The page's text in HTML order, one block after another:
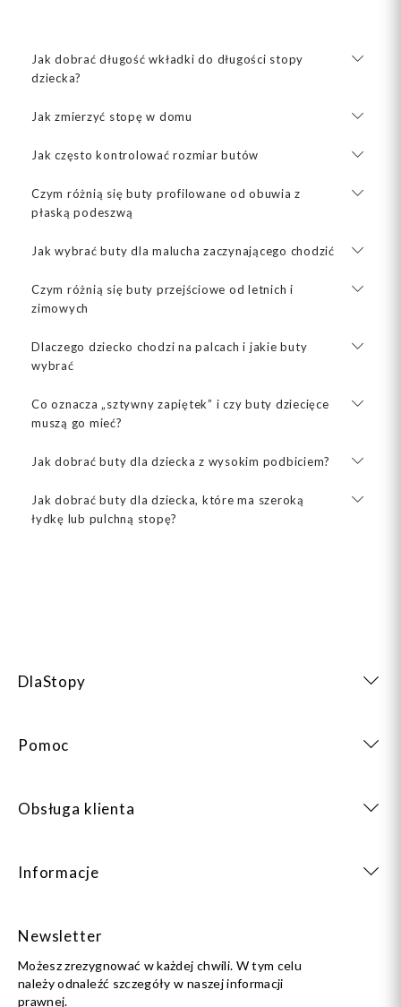
Jak dobrać długość wkładki do długości stopy
dziecka?
Jak zmierzyć stopę w domu
Jak często kontrolować rozmiar butów
Czym różnią się buty profilowane od obuwia z
płaską podeszwą
Jak wybrać buty dla malucha zaczynającego chodzić
Czym różnią się buty przejściowe od letnich i
zimowych
Dlaczego dziecko chodzi na palcach i jakie buty
wybrać
Co oznacza „sztywny zapiętek” i czy buty dziecięce
muszą go mieć?
Jak dobrać buty dla dziecka z wysokim podbiciem?
Jak dobrać buty dla dziecka, które ma szeroką
łydkę lub pulchną stopę?
DlaStopy
Pomoc
Obsługa klienta
Informacje
Newsletter
Możesz zrezygnować w każdej chwili. W tym celu
należy odnaleźć szczegóły w naszej informacji
prawnej.